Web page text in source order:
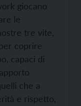
giocano
le
tre vite,
coprire
capaci di
che a
e rispetto,